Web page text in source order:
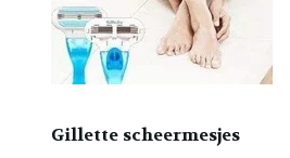
Gillette scheermesjes